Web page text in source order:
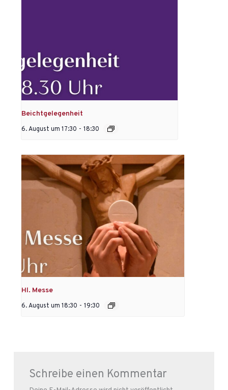
Beichtgelegenheit
6. August um 17:30 - 18:30
Hl. Messe
6. August um 18:30 - 19:30
Schreibe einen Kommentar